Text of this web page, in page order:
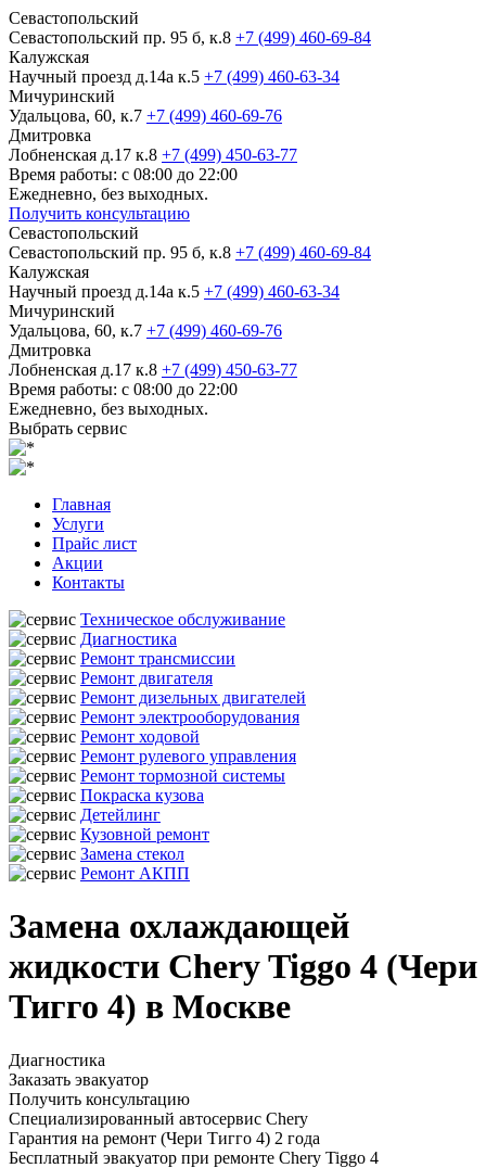
Севастопольский
Севастопольский пр. 95 б, к.8 +7 (499) 460-69-84
Калужская
Научный проезд д.14а к.5 +7 (499) 460-63-34
Мичуринский
Удальцова, 60, к.7 +7 (499) 460-69-76
Дмитровка
Лобненская д.17 к.8 +7 (499) 450-63-77
Время работы: с 08:00 до 22:00
Ежедневно, без выходных.
Получить консультацию
Севастопольский
Севастопольский пр. 95 б, к.8 +7 (499) 460-69-84
Калужская
Научный проезд д.14а к.5 +7 (499) 460-63-34
Мичуринский
Удальцова, 60, к.7 +7 (499) 460-69-76
Дмитровка
Лобненская д.17 к.8 +7 (499) 450-63-77
Время работы: с 08:00 до 22:00
Ежедневно, без выходных.
Выбрать сервис
Главная
Услуги
Прайс лист
Акции
Контакты
Техническое обслуживание
Диагностика
Ремонт трансмиссии
Ремонт двигателя
Ремонт дизельных двигателей
Ремонт электрооборудования
Ремонт ходовой
Ремонт рулевого управления
Ремонт тормозной системы
Покраска кузова
Детейлинг
Кузовной ремонт
Замена стекол
Ремонт АКПП
Замена охлаждающей
жидкости Chery Tiggo 4 (Чери
Тигго 4) в Москве
Диагностика
Заказать эвакуатор
Получить консультацию
Специализированный автосервис Chery
Гарантия на ремонт (Чери Тигго 4) 2 года
Бесплатный эвакуатор при ремонте Chery Tiggo 4